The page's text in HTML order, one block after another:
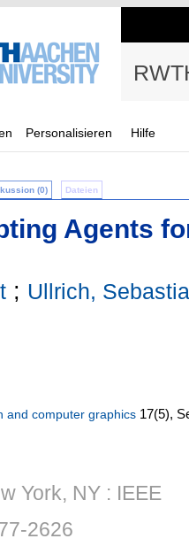
Personalisieren Hilfe
(0) Dateien
Agents
; Ullrich,
and computer graphics 17(5),
York, NY : IEEE
2626